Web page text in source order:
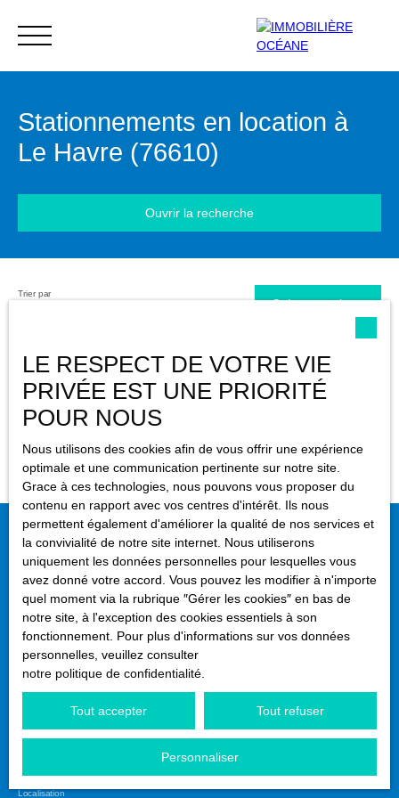
Menu
Estimation
Stationnements en location à
Le Havre (76610)
Ouvrir la recherche
Type d'offre
Stationnement
Type de bien
Le Havre (76610)
Localisation
Loyer max (€/mois)
Surface min (m²)
Rechercher
Trier par
Créer une alerte
Aucun résultat
Ne manquez plus aucun bien
correspondant à votre recherche !
Prénom Nom
Email
Localisation
LE RESPECT DE VOTRE VIE
PRIVÉE EST UNE PRIORITÉ
POUR NOUS
Nous utilisons des cookies afin de vous offrir une expérience
optimale et une communication pertinente sur notre site.
Grace à ces technologies, nous pouvons vous proposer du
contenu en rapport avec vos centres d'intérêt. Ils nous
permettent également d'améliorer la qualité de nos services et
la convivialité de notre site internet. Nous utiliserons
uniquement les données personnelles pour lesquelles vous
avez donné votre accord. Vous pouvez les modifier à n'importe
quel moment via la rubrique ″Gérer les cookies″ en bas de
notre site, à l'exception des cookies essentiels à son
fonctionnement. Pour plus d'informations sur vos données
personnelles, veuillez consulter
notre politique de confidentialité
Tout accepter Tout refuser
Personnaliser